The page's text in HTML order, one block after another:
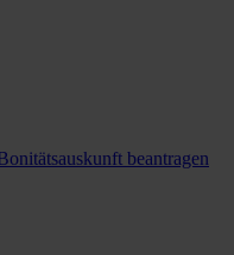
beantragen